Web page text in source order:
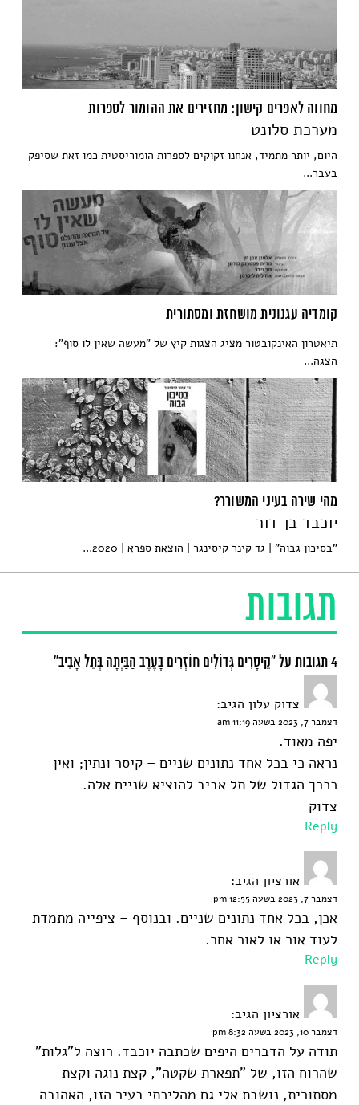
תגובות
4 תגובות על “קֵיסָרִים גְּדוֹלִים חוֹזְרִים בָּעֶרֶב הַבַּיְתָה בְּתֵל אָבִיב”
צדוק עלון הגיב:
דצמבר 7, 2023 בשעה 11:19 am
יפה מאוד.
נראה כי בכל אחד נתונים שניים – קיסר ונתין; ואין
ככרך הגדול של תל אביב להוציא שניים אלה.
צדוק
Reply
אורציון הגיב:
דצמבר 7, 2023 בשעה 12:55 pm
אכן, בכל אחד נתונים שניים. ובנוסף – ציפייה מתמדת
לעוד אור או לאור אחר.
Reply
אורציון הגיב:
דצמבר 10, 2023 בשעה 8:32 pm
תודה על הדברים היפים שכתבה יוכבד. רוצה ל"גלות"
שהרוח הזו, של "תפארת שקטה", קצת נוגה וקצת
מסתורית, נושבת אלי גם מהליכתי בעיר הזו, האהובה
מחווה לאפרים קישון: מחזירים את ההומור לספרות
מערכת סלונט
היום, יותר מתמיד, אנחנו זקוקים לספרות הומוריסטית כמו זאת שסיפק
בעבר...
קומדיה עגנונית מושחזת ומסתורית
תיאטרון האינקובטור מציג הצגות קיץ של "מעשה שאין לו סוף":
הצגה...
מהי שירה בעיני המשורר?
יוכבד בן־דור
"בסיכון גבוה" | גד קינר קיסינגר | הוצאת ספרא | 2020...